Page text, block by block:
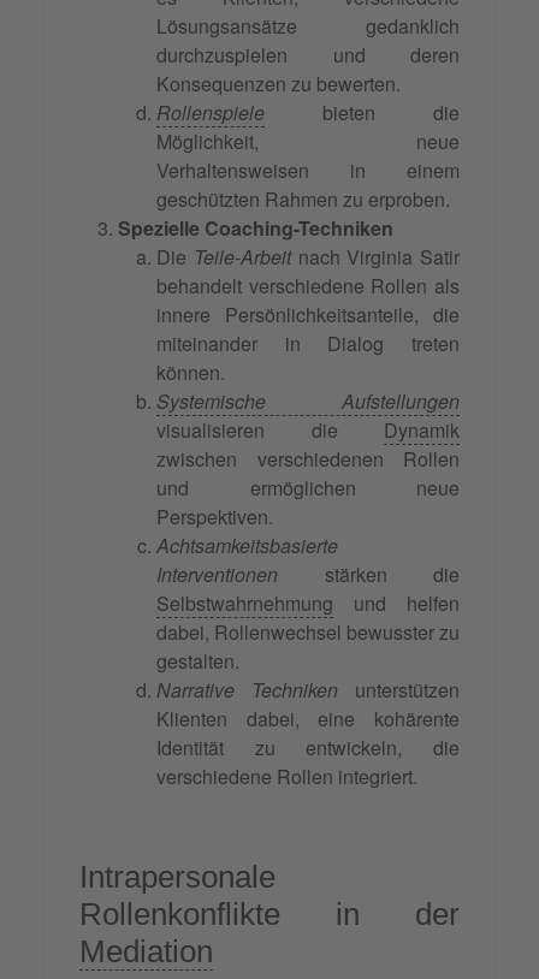
Lösungsansätze gedanklich
durchzuspielen und deren
Konsequenzen zu bewerten.
Rollenspiele bieten die
Möglichkeit, neue
Verhaltensweisen in einem
geschützten Rahmen zu erproben.
Spezielle Coaching-Techniken
Die Teile-Arbeitnach Virginia Satir
behandelt verschiedene Rollen als
innere Persönlichkeitsanteile, die
miteinander in Dialog treten
können.
Systemische Aufstellungen
visualisieren die Dynamik
zwischen verschiedenen Rollen
und ermöglichen neue
Perspektiven.
Achtsamkeitsbasierte
Interventionen stärken die
Selbstwahrnehmung und helfen
dabei, Rollenwechsel bewusster zu
gestalten.
Narrative Techniken unterstützen
Klienten dabei, eine kohärente
Identität zu entwickeln, die
verschiedene Rollen integriert.
Intrapersonale
Rollenkonflikte in der
Mediation